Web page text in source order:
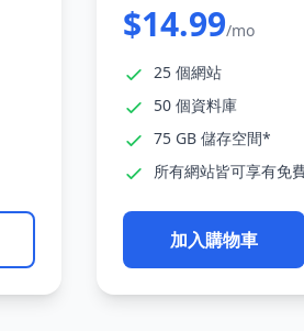
$14.99/mo
25 個網站
50 個資料庫
75 GB 儲存空間*
所有網站皆可享有免
加入購物車